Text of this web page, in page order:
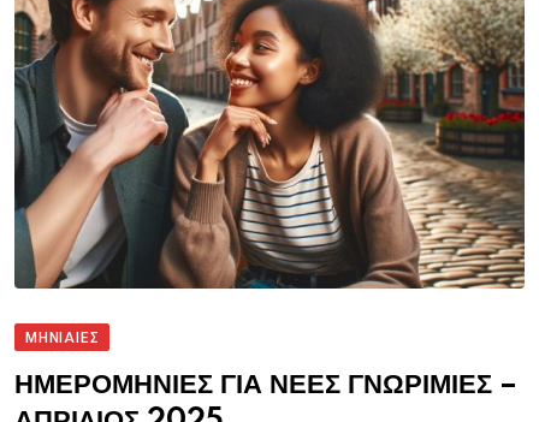
ΜΗΝΙΑΙΕΣ
ΗΜΕΡΟΜΗΝΙΕΣ ΓΙΑ ΝΕΕΣ ΓΝΩΡΙΜΙΕΣ –